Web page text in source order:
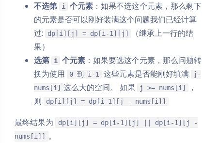
不选第 i 个元素 ：如果不选这个元素，那么剩下
的元素是否可以刚好装满这个问题我们已经计算
过:
dp[i][j] = dp[i-1][j]
（继承上一行的结
果）
选第
i 个元素 ：如果要选这个元素，那么问题转
换为使用
0 到 i-1 这些元素是否能刚好填满
j-
nums[i] 这么大的空间。 如果 j >= nums[i]
，
则
dp[i][j] = dp[i-1][j - nums[i]]
最终结果为
dp[i][j] = dp[i-1][j] || dp[i-1][j -
nums[i]]
。